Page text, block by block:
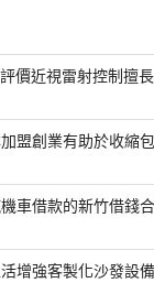
價近視雷射控制擅
盟創業有助於收縮
車借款的新竹借錢
增強客製化沙發設